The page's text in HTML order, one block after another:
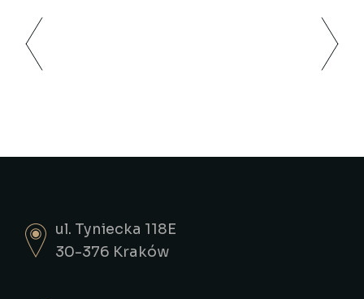
ul. Tyniecka 118E
30-376 Kraków